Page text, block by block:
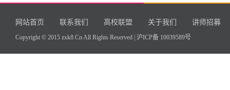
网站首页 联系我们 高校联盟 关于我们 讲师招募
Copyright © 2015 zxk8.Cn All Rights Reserved | 沪ICP备 10039589号